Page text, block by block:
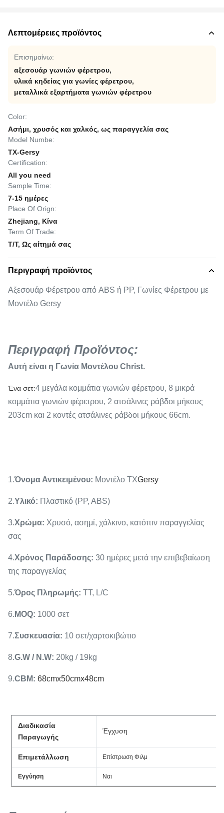
Λεπτομέρειες προϊόντος
Επισημαίνω:
αξεσουάρ γωνιών φέρετρου,
υλικά κηδείας για γωνίες φέρετρου,
μεταλλικά εξαρτήματα γωνιών φέρετρου
Color:
Ασήμι, χρυσός και χαλκός, ως παραγγελία σας
Model Numbe:
TX-Gersy
Certification:
All you need
Sample Time:
7-15 ημέρες
Place Of Orign:
Zhejiang, Κίνα
Term Of Trade:
T/T, Ως αίτημά σας
Περιγραφή προϊόντος
Αξεσουάρ Φέρετρου από ABS ή PP, Γωνίες Φέρετρου με
Μοντέλο Gersy
Περιγραφή Προϊόντος:
Αυτή είναι η Γωνία Μοντέλου Christ.
Ένα σετ:4 μεγάλα κομμάτια γωνιών φέρετρου, 8 μικρά
κομμάτια γωνιών φέρετρου, 2 ατσάλινες ράβδοι μήκους
203cm και 2 κοντές ατσάλινες ράβδοι μήκους 66cm.
1.Όνομα Αντικειμένου: Μοντέλο TXGersy
2.Υλικό: Πλαστικό (PP, ABS)
3.Χρώμα: Χρυσό, ασημί, χάλκινο, κατόπιν παραγγελίας
σας
4.Χρόνος Παράδοσης: 30 ημέρες μετά την επιβεβαίωση
της παραγγελίας
5.Όρος Πληρωμής: TT, L/C
6. MOQ: 1000 σετ
7.Συσκευασία: 10 σετ/χαρτοκιβώτιο
8.G.W / N.W: 20kg / 19kg
9.CBM: 68cmx50cmx48cm
Διαδικασία
Παραγωγής
Έγχυση
Επιμετάλλωση Επίστρωση Φιλμ
Εγγύηση Ναι